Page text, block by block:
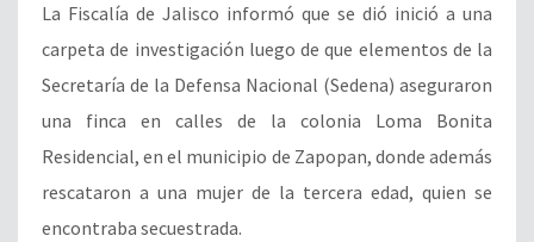
La Fiscalía de Jalisco informó que se dió inició a una
carpeta de investigación luego de que elementos de la
Secretaría de la Defensa Nacional (Sedena) aseguraron
una finca en calles de la colonia Loma Bonita
Residencial, en el municipio de Zapopan, donde además
rescataron a una mujer de la tercera edad, quien se
encontraba secuestrada.